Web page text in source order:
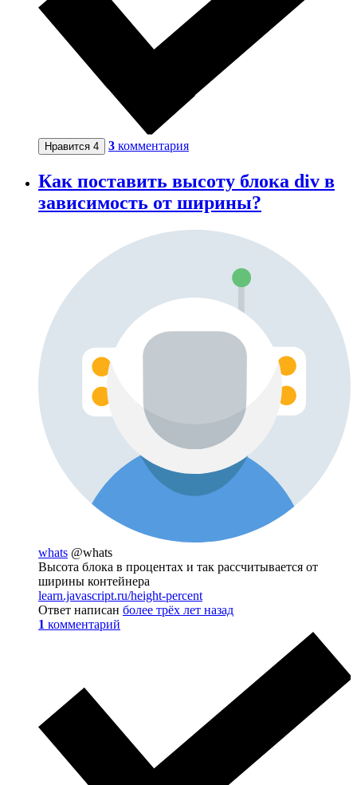
Нравится 4 3 комментария
Как поставить высоту блока div в
зависимость от ширины?
whats @whats
Высота блока в процентах и так рассчитывается от
ширины контейнера
learn.javascript.ru/height-percent
Ответ написан более трёх лет назад
1 комментарий